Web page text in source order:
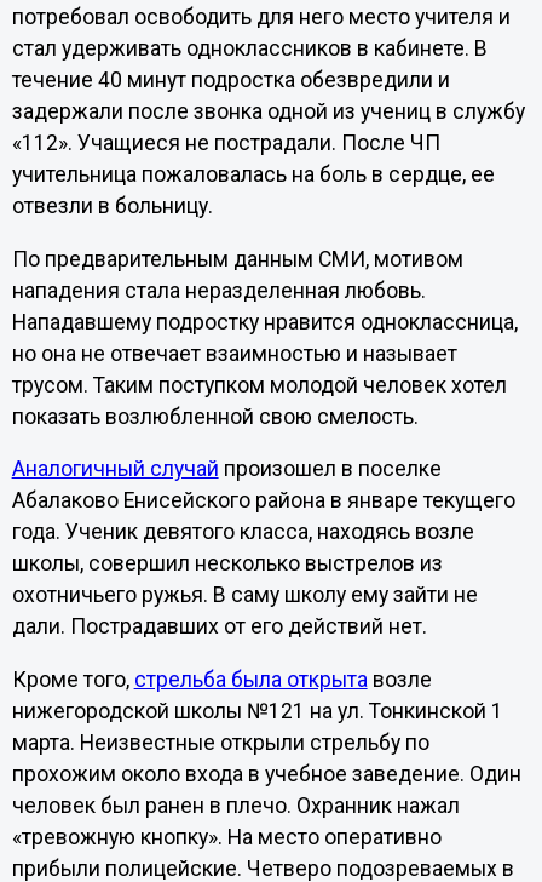
потребовал освободить для него место учителя и
стал удерживать одноклассников в кабинете. В
течение 40 минут подростка обезвредили и
задержали после звонка одной из учениц в службу
«112». Учащиеся не пострадали. После ЧП
учительница пожаловалась на боль в сердце, ее
отвезли в больницу.
По предварительным данным СМИ, мотивом
нападения стала неразделенная любовь.
Нападавшему подростку нравится одноклассница,
но она не отвечает взаимностью и называет
трусом. Таким поступком молодой человек хотел
показать возлюбленной свою смелость.
Аналогичный случай произошел в поселке
Абалаково Енисейского района в январе текущего
года. Ученик девятого класса, находясь возле
школы, совершил несколько выстрелов из
охотничьего ружья. В саму школу ему зайти не
дали. Пострадавших от его действий нет.
Кроме того, стрельба была открыта возле
нижегородской школы №121 на ул. Тонкинской 1
марта. Неизвестные открыли стрельбу по
прохожим около входа в учебное заведение. Один
человек был ранен в плечо. Охранник нажал
«тревожную кнопку». На место оперативно
прибыли полицейские. Четверо подозреваемых в